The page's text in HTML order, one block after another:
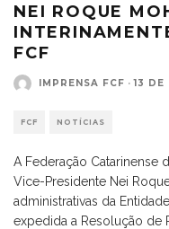
NEI ROQUE
FCF
IMPRENSA FCF · 13 DE
FCF NOTÍCIAS
A Federação Catarinense
Vice-Presidente Nei
administrativas da
expedida a Resolução de